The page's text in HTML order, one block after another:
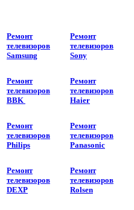
Ремонт
телевизоров
Samsung
Ремонт
телевизоров
Sony
Ремонт
телевизоров
BBK
Ремонт
телевизоров
Haier
Ремонт
телевизоров
Philips
Ремонт
телевизоров
Panasonic
Ремонт
телевизоров
DEXP
Ремонт
телевизоров
Rolsen